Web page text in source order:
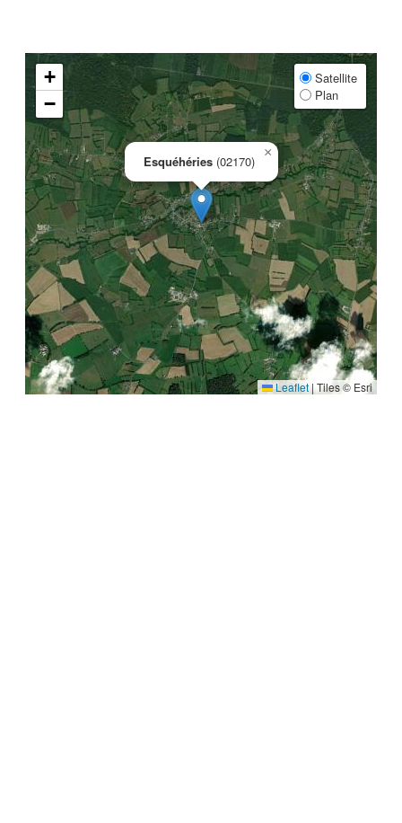
Esquéhéries (02170)
×
+
−
Satellite
Plan
Leaflet| Tiles © Esri